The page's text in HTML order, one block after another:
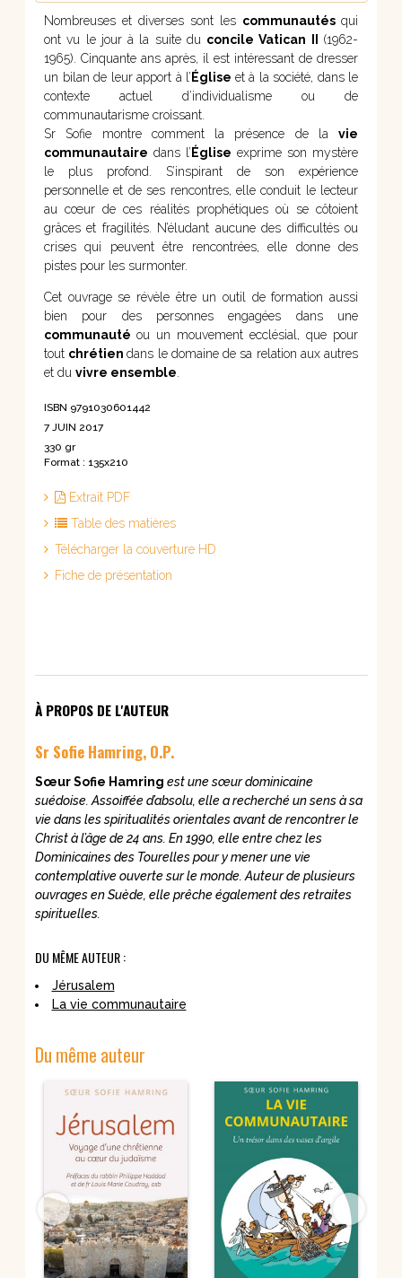
Nombreuses et diverses sont les communautés qui
ont vu le jour à la suite du concile Vatican II (1962-
1965). Cinquante ans après, il est intéressant de dresser
un bilan de leur apport à l’ Église et à la société, dans le
contexte actuel d’individualisme ou de
communautarisme croissant.
Sr Sofie montre comment la présence de la vie
communautaire dans l’ Église exprime son mystère
le plus profond. S’inspirant de son expérience
personnelle et de ses rencontres, elle conduit le lecteur
au cœur de ces réalités prophétiques où se côtoient
grâces et fragilités. N’éludant aucune des difficultés ou
crises qui peuvent être rencontrées, elle donne des
pistes pour les surmonter.
Cet ouvrage se révèle être un outil de formation aussi
bien pour des personnes engagées dans une
communauté ou un mouvement ecclésial, que pour
tout chrétiendans le domaine de sa relation aux autres
et du vivre ensemble
ISBN 9791030601442
7 JUIN 2017
330 gr
Format : 135x210
Extrait PDF
Table des matières
Télécharger la couverture HD
Fiche de présentation
À PROPOS DE L'AUTEUR
Sr Sofie Hamring, O.P.
Sœur Sofie Hamring est une sœur dominicaine
suédoise. Assoiffée d’absolu, elle a recherché un sens à sa
vie dans les spiritualités orientales avant de rencontrer le
Christ à l’âge de 24 ans. En 1990, elle entre chez les
Dominicaines des Tourelles pour y mener une vie
contemplative ouverte sur le monde. Auteur de plusieurs
ouvrages en Suède, elle prêche également des retraites
spirituelles.
DU MÊME AUTEUR :
Jérusalem
La vie communautaire
Du même auteur